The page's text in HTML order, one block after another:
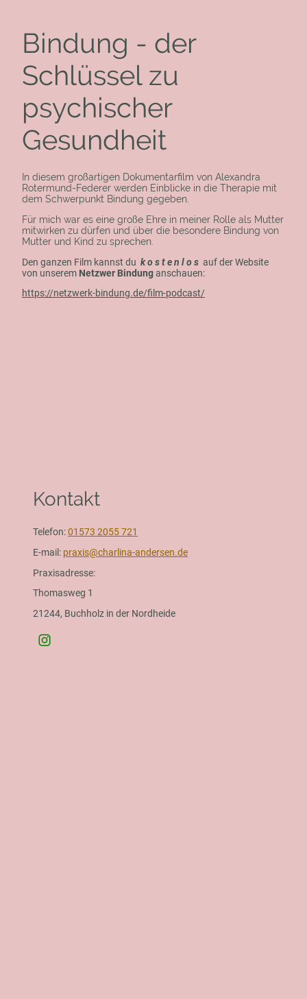
Bindung - der
Schlüssel zu
psychischer
Gesundheit
In diesem großartigen Dokumentarfilm von Alexandra
Rotermund-Federer werden Einblicke in die Therapie mit
dem Schwerpunkt Bindung gegeben.
Für mich war es eine große Ehre in meiner Rolle als Mutter
mitwirken zu dürfen und über die besondere Bindung von
Mutter und Kind zu sprechen.
Den ganzen Film kannst du k o s t e n l o s auf der Website
von unserem Netzwer Bindunganschauen:
https://netzwerk-bindung.de/film-podcast/
Kontakt
Telefon:01573 2055 721
E-mail: praxis@charlina-andersen.de
Praxisadresse:
Thomasweg 1
21244, Buchholz in der Nordheide